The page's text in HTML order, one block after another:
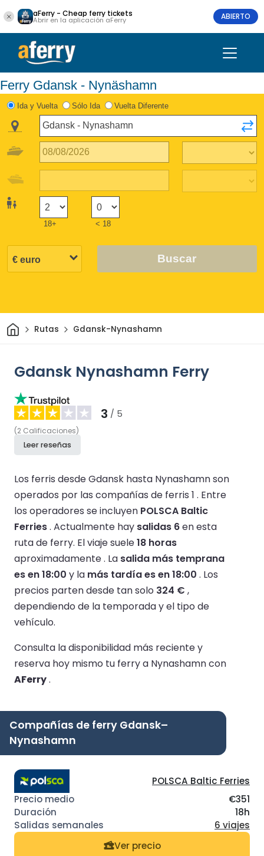
aFerry - Cheap ferry tickets
Abrir en la aplicación aFerry ABIERTO
Ferry Gdansk - Nynäshamn
Ida y Vuelta Sólo Ida Vuelta Diferente
18+ < 18
Buscar
InicioRutas Gdansk-Nynashamn
Gdansk Nynashamn Ferry
3 / 5
(2 Calificaciones)
Leer reseñas
Los ferris desde Gdansk hasta Nynashamn son
operados por las compañías de ferris 1 . Entre
los operadores se incluyen POLSCA Baltic
Ferries. Actualmente hay salidas 6en esta
ruta de ferry. El viaje suele18 horas
aproximadamente . La salida más temprana
es en 18:00 y la más tardía es en 18:00 . Los
precios parten desde tan solo 324 € ,
dependiendo de la temporada y el tipo de
vehículo.
Consulta la disponibilidad más reciente y
reserva hoy mismo tu ferry a Nynashamn con
AFerry.
Compañías de ferry Gdansk–
Nynashamn
POLSCA Baltic Ferries
€351
18h
6 viajes
Ver precio